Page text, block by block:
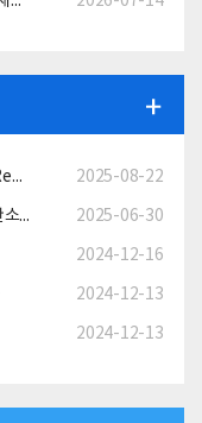
[채용공고] Rystad Energy社 한국지사 Renewables & Power 분야 애널리스트 인턴 채용 2025-08-22
[해자협] 자원개발 실무교육 기초과정 「탄소 포집·운송 및 저장 전주기 경제성 평가」교육 2025-06-30
2024-12-16
2024-12-13
2024-12-13